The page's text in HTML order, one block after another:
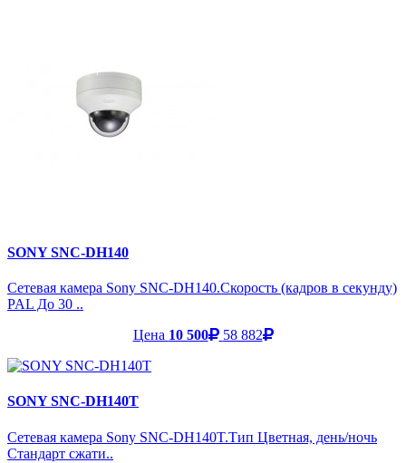
SONY SNC-DH140
Сетевая камера Sony SNC-DH140.Скорость (кадров в секунду)
PAL До 30 ..
Цена 10 500 58 882
SONY SNC-DH140T
Сетевая камера Sony SNC-DH140T.Тип Цветная, день/ночь
Стандарт сжати..